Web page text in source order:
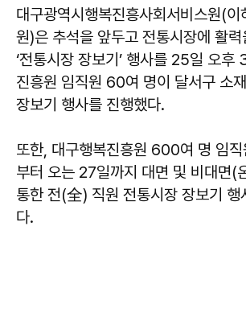
대구광역시행복진흥사회서비스원(이
원)은 추석을 앞두고 전통시장에 활
‘전통시장 장보기’ 행사를 25일 오후
진흥원 임직원 60여 명이 달서구 소
장보기 행사를 진행했다.
또한, 대구행복진흥원 600여 명 임
부터 오는 27일까지 대면 및 비대면(
통한 전(全) 직원 전통시장 장보기 행
다.